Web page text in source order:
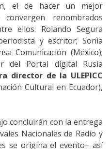
el de hacer un mejor
convergen renombrados
ellos: Rolando Segura
y escritor; Sonia
Comunicación (México);
del Portal digital Rusia
director de la ULEPICC
Cultural en Ecuador),
concluirán con la entrega
Nacionales de Radio y
se origina el evento– así